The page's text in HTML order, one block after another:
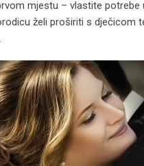
mjestu – vlastite
želi proširiti s dječicom